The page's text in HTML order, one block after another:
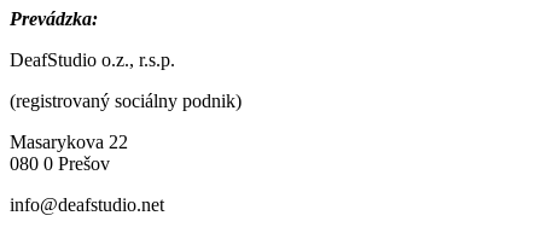
Prevádzka:
DeafStudio o.z., r.s.p.
(registrovaný sociálny podnik)
Masarykova 22
080 0 Prešov
info@deafstudio.net